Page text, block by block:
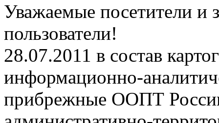
Уважаемые посетители и
пользователи!
28.07.2011 в состав
информационно-
прибрежные ООПТ